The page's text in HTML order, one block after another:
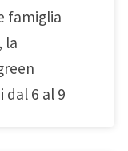
famiglia
la
dal 6 al 9